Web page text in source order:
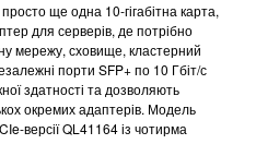
ще одна 10-гігабітна карта,
для серверів, де потрібно
мережу, сховище, кластерний
порти SFP+ по 10 Гбіт/с
здатності та дозволяють
окремих адаптерів. Модель
версії QL41164 із чотирма